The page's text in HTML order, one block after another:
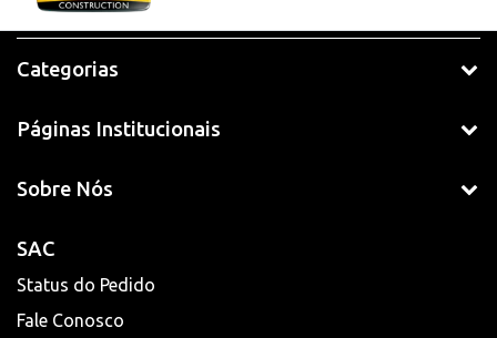
Categorias
Páginas Institucionais
Sobre Nós
SAC
Status do Pedido
Fale Conosco